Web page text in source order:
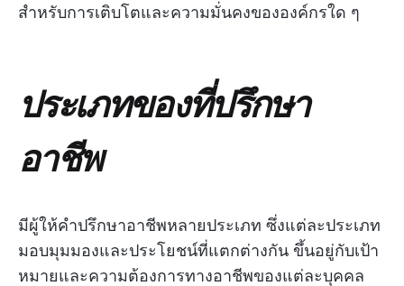
สำหรับการเติบโตและความมั่นคงขององค์กรใด ๆ
ประเภทของที่ปรึกษา
อาชีพ
มีผู้ให้คำปรึกษาอาชีพหลายประเภท ซึ่งแต่ละประเภท
มอบมุมมองและประโยชน์ที่แตกต่างกัน ขึ้นอยู่กับเป้า
หมายและความต้องการทางอาชีพของแต่ละบุคคล